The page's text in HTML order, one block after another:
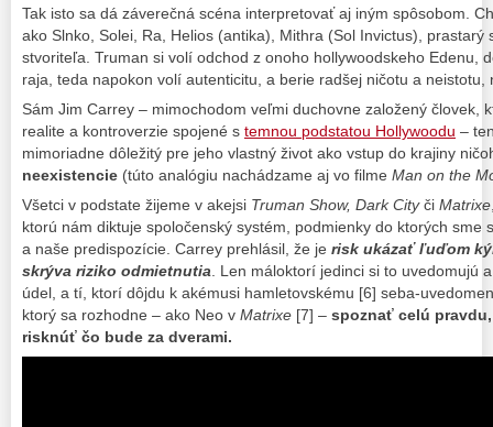
Tak isto sa dá záverečná scéna interpretovať aj iným spôsobom.
ako Slnko, Solei, Ra, Helios (antika), Mithra (Sol Invictus), prastarý
stvoriteľa. Truman si volí odchod z onoho hollywoodskeho Edenu,
raja, teda napokon volí autenticitu, a berie radšej ničotu a neistotu,
Sám Jim Carrey – mimochodom veľmi duchovne založený človek,
realite a kontroverzie spojené s temnou podstatou Hollywoodu –
mimoriadne dôležitý pre jeho vlastný život ako vstup do krajiny
neexistencie (túto analógiu nachádzame aj vo filme Man on the
Všetci v podstate žijeme v akejsi Truman Show, Dark Cityči Matrixe
ktorú nám diktuje spoločenský systém, podmienky do ktorých sme
a naše predispozície. Carrey prehlásil, že je risk ukázať ľuďom
skrýva riziko odmietnutia. Len máloktorí jedinci si to uvedomujú
údel, a tí, ktorí dôjdu k akémusi hamletovskému [6] seba-
ktorý sa rozhodne – ako Neo v Matrixe [7] – spoznať celú
risknúť čo bude za dverami.